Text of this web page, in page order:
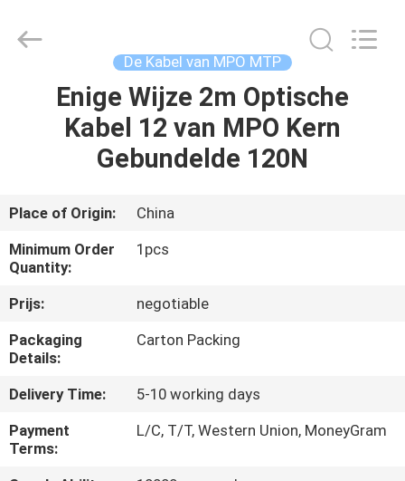
PRODUCTEN
ONGEVEER
ONS
FABRIEKSREIS
KWALITEITSCONTROLE
SITEMAP
PRIVACY
Rights
De Kabel van MPO MTP
Enige Wijze 2m Optische
Kabel 12 van MPO Kern
Gebundelde 120N
Place of Origin:
China
Minimum Order
Quantity:
1pcs
Prijs:
negotiable
Packaging
Details:
Carton Packing
Delivery Time:
5-10 working days
Payment
Terms:
L/C, T/T, Western Union, MoneyGram